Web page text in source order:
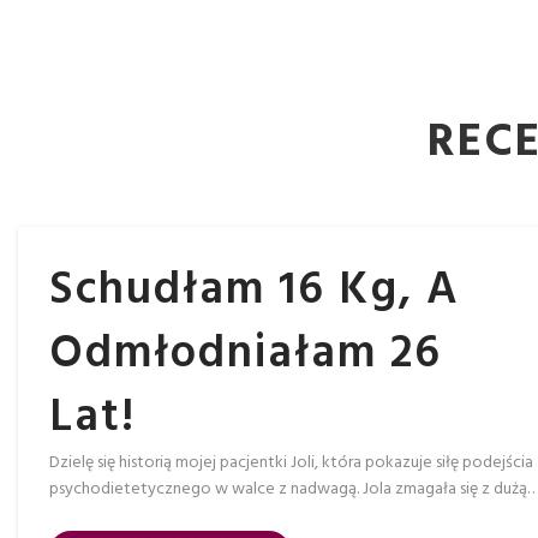
Schudłam 16 Kg, A
Odmłodniałam 26
Lat!
Dzielę się historią mojej pacjentki Joli, która pokazuje siłę podejścia
psychodietetycznego w walce z nadwagą. Jola zmagała się z dużą…